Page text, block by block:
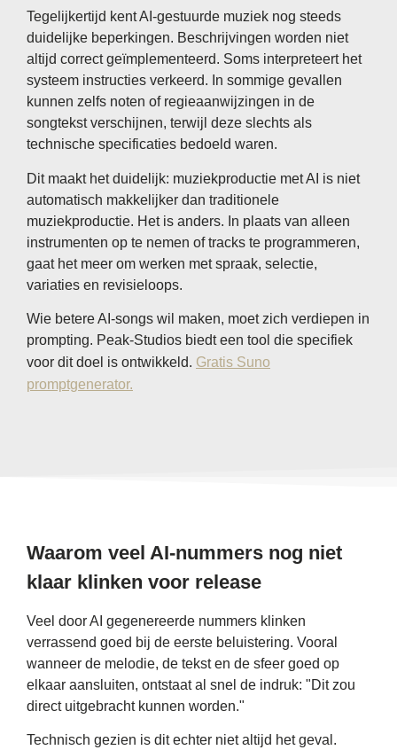
Tegelijkertijd kent AI-gestuurde muziek nog steeds
duidelijke beperkingen. Beschrijvingen worden niet
altijd correct geïmplementeerd. Soms interpreteert het
systeem instructies verkeerd. In sommige gevallen
kunnen zelfs noten of regieaanwijzingen in de
songtekst verschijnen, terwijl deze slechts als
technische specificaties bedoeld waren.
Dit maakt het duidelijk: muziekproductie met AI is niet
automatisch makkelijker dan traditionele
muziekproductie. Het is anders. In plaats van alleen
instrumenten op te nemen of tracks te programmeren,
gaat het meer om werken met spraak, selectie,
variaties en revisieloops.
Wie betere AI-songs wil maken, moet zich verdiepen in
prompting. Peak-Studios biedt een tool die specifiek
voor dit doel is ontwikkeld. Gratis Suno
promptgenerator.
Waarom veel AI-nummers nog niet
klaar klinken voor release
Veel door AI gegenereerde nummers klinken
verrassend goed bij de eerste beluistering. Vooral
wanneer de melodie, de tekst en de sfeer goed op
elkaar aansluiten, ontstaat al snel de indruk: "Dit zou
direct uitgebracht kunnen worden."
Technisch gezien is dit echter niet altijd het geval.